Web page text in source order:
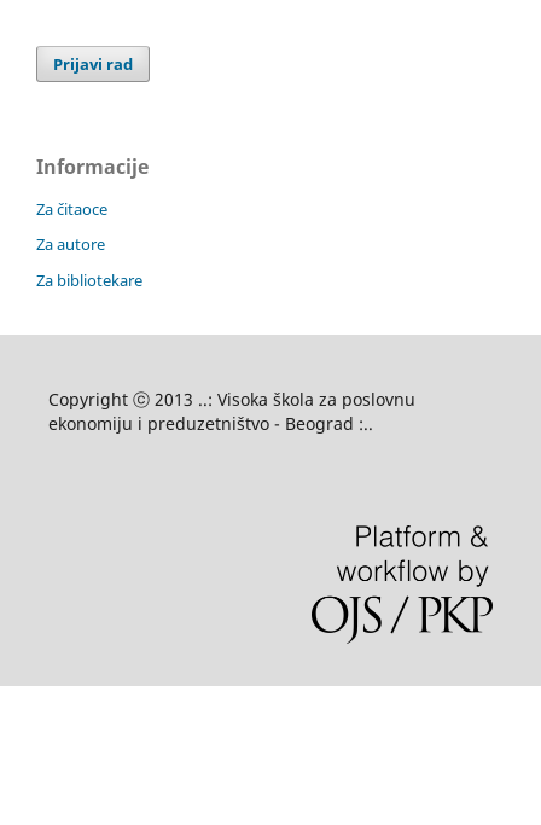
Prijavi rad
Informacije
Za čitaoce
Za autore
Za bibliotekare
Copyright ⓒ 2013 ..: Visoka škola za poslovnu
ekonomiju i preduzetništvo - Beograd :..